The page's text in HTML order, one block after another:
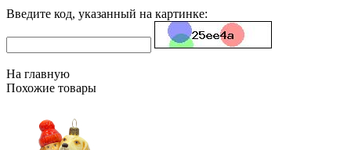
Введите код, указанный на картинке:
На главную
Похожие товары